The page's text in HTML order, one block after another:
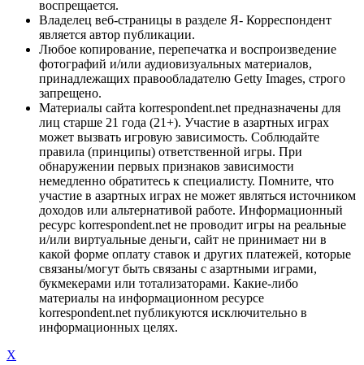
воспрещается.
Владелец веб-страницы в разделе Я- Корреспондент
является автор публикации.
Любое копирование, перепечатка и воспроизведение
фотографий и/или аудиовизуальных материалов,
принадлежащих правообладателю Getty Images, строго
запрещено.
Материалы сайта korrespondent.net предназначены для
лиц старше 21 года (21+). Участие в азартных играх
может вызвать игровую зависимость. Соблюдайте
правила (принципы) ответственной игры. При
обнаружении первых признаков зависимости
немедленно обратитесь к специалисту. Помните, что
участие в азартных играх не может являться источником
доходов или альтернативой работе. Информационный
ресурс korrespondent.net не проводит игры на реальные
и/или виртуальные деньги, сайт не принимает ни в
какой форме оплату ставок и других платежей, которые
связаны/могут быть связаны с азартными играми,
букмекерами или тотализаторами. Какие-либо
материалы на информационном ресурсе
korrespondent.net публикуются исключительно в
информационных целях.
X